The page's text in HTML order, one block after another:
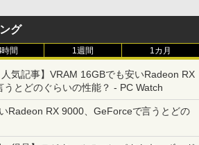
グ
間 1週間 1カ月
人気記事】VRAM 16GBでも安いRadeon RX
とどのぐらいの性能？ - PC Watch
Radeon RX 9000、GeForceで言うとどの